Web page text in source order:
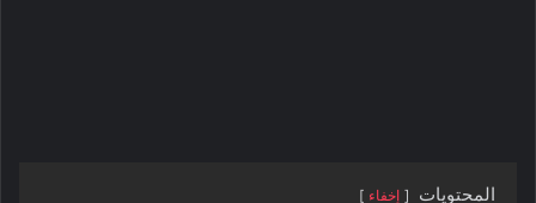
المحتويات إخفاء